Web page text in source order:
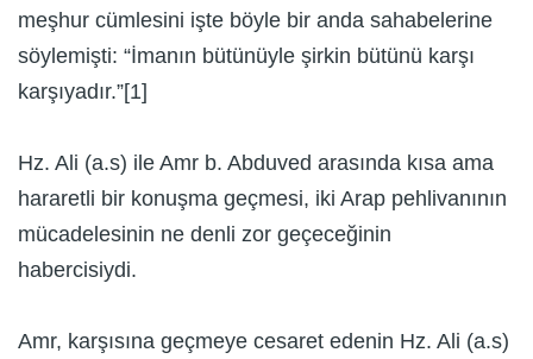
meşhur cümlesini işte böyle bir anda sahabelerine
söylemişti: “İmanın bütünüyle şirkin bütünü karşı
karşıyadır.”[1]
Hz. Ali (a.s) ile Amr b. Abduved arasında kısa ama
hararetli bir konuşma geçmesi, iki Arap pehlivanının
mücadelesinin ne denli zor geçeceğinin
habercisiydi.
Amr, karşısına geçmeye cesaret edenin Hz. Ali (a.s)